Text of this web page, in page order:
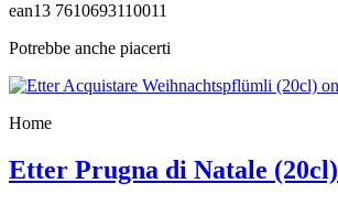
ean13 7610693110011
Potrebbe anche piacerti
Home
Etter Prugna di Natale (20cl)